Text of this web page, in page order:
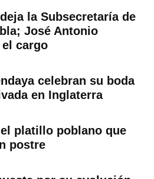
la Subsecretaría de
José Antonio
cargo
celebran su boda
en Inglaterra
platillo poblano que
postre